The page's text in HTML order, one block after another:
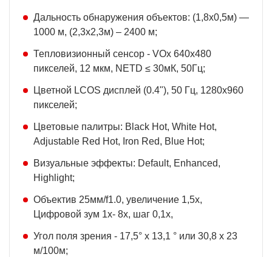
Дальность обнаружения объектов: (1,8х0,5м) —
1000 м, (2,3х2,3м) – 2400 м;
Тепловизионный сенсор - VOx 640х480
пикселей, 12 мкм, NETD ≤ 30мК, 50Гц;
Цветной LCOS дисплей (0.4"), 50 Гц, 1280х960
пикселей;
Цветовые палитры: Black Hot, White Hot,
Adjustable Red Hot, Iron Red, Blue Hot;
Визуальные эффекты: Default, Enhanced,
Highlight;
Объектив 25мм/f1.0, увеличение 1,5х,
Цифровой зум 1х- 8х, шаг 0,1х,
Угол поля зрения - 17,5° х 13,1 ° или 30,8 х 23
м/100м;